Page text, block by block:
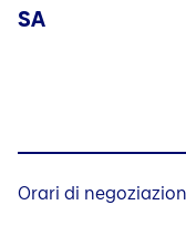
SA
Orari di